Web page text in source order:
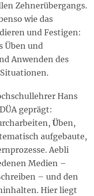
Zehnerübergangs.
wie das
und Festigen:
Üben und
Anwenden des
Hans
geprägt:
Üben,
aufgebaute,
Aebli
Medien –
– und den
Hier liegt